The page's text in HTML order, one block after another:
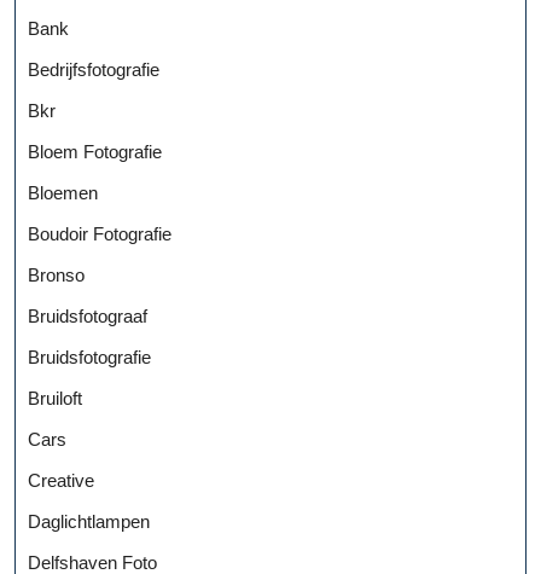
Bank
Bedrijfsfotografie
Bkr
Bloem Fotografie
Bloemen
Boudoir Fotografie
Bronso
Bruidsfotograaf
Bruidsfotografie
Bruiloft
Cars
Creative
Daglichtlampen
Delfshaven Foto